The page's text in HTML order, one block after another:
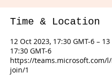
Time & Location
12 Oct 2023, 17:30 GMT-6 –
17:30 GMT-6
https://teams.microsoft.com/
join/1